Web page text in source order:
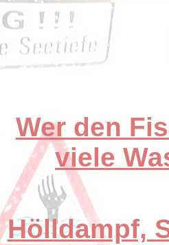
Wer den
viele
Hölldampf,